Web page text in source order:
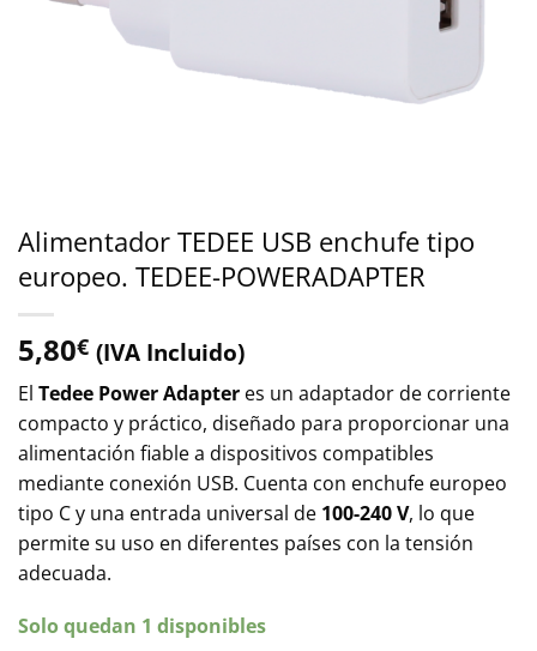
Alimentador TEDEE USB enchufe tipo
europeo. TEDEE-POWERADAPTER
5,80€ (IVA Incluido)
El Tedee Power Adapter es un adaptador de corriente
compacto y práctico, diseñado para proporcionar una
alimentación fiable a dispositivos compatibles
mediante conexión USB. Cuenta con enchufe europeo
tipo C y una entrada universal de 100-240 V, lo que
permite su uso en diferentes países con la tensión
adecuada.
Solo quedan 1 disponibles